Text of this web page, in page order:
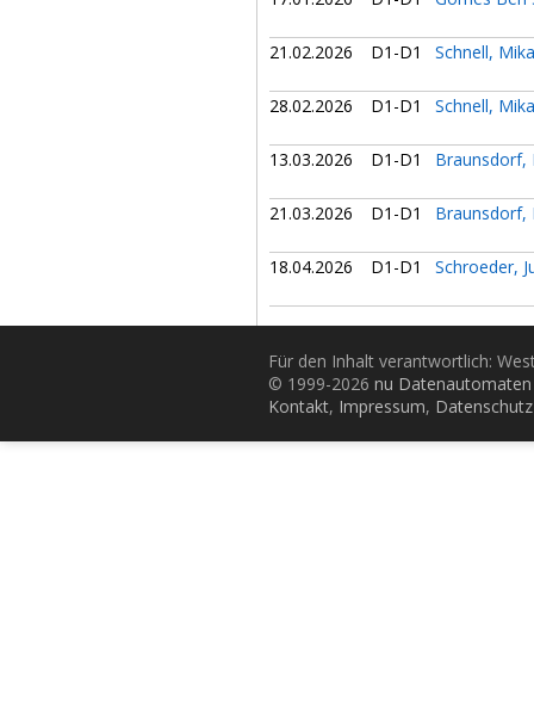
21.02.2026 D1-D1 Schnell,
28.02.2026 D1-D1 Schnell,
13.03.2026 D1-D1 Braunsdorf,
21.03.2026 D1-D1 Braunsdorf,
18.04.2026 D1-D1 Schroeder,
Für den Inhalt verantwortlich:
© 1999-2026 nu
Kontakt, Impressum, Datenschutz